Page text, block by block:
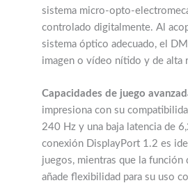
sistema micro-opto-
controlado digitalmente. Al
sistema óptico adecuado, el
imagen o vídeo nítido y de alta
Capacidades de juego
impresiona con su
240 Hz y una baja latencia de
conexión DisplayPort 1.2 es
juegos, mientras que la función
añade flexibilidad para su uso